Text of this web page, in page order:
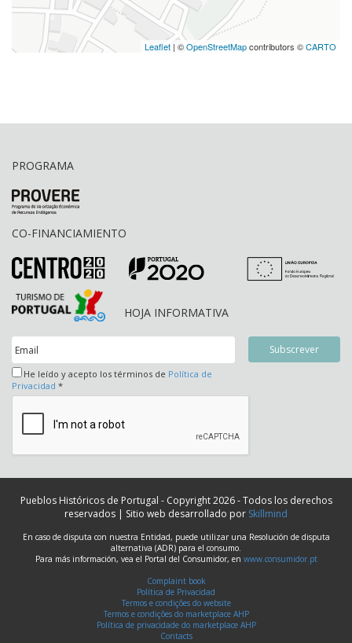
Leaflet | ©OpenStreetMapcontributors ©CARTO
PROGRAMA
CO-FINANCIAMIENTO
HOJA INFORMATIVA
He leído y acepto los términos de Política de
Privacidad *
Pueblos Históricos de Portugal - Copyright 2026 - Todos los derechos
reservados | Sitio web desarrollado por Skillmind
En caso de disputa con nuestra Entidad, puede utilizar una Resolución de disputa
alternativa (ADR) para el consumo.
Para más información, vea el Portal del Consumidor, en www.consumidor.pt
Complaint book
Política de Privacidad
Termos e condições do website
Termos e condições do marketplace AHP
Política de privacidade do marketplace AHP
Contacts